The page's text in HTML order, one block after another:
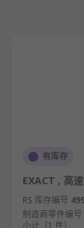
有库存
EXACT , 高
RS 库存编号
制造商零件编号
小计（1 件）